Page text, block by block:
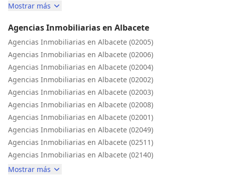
Mostrar más
Agencias Inmobiliarias en Albacete
Agencias Inmobiliarias en Albacete (02005)
Agencias Inmobiliarias en Albacete (02006)
Agencias Inmobiliarias en Albacete (02004)
Agencias Inmobiliarias en Albacete (02002)
Agencias Inmobiliarias en Albacete (02003)
Agencias Inmobiliarias en Albacete (02008)
Agencias Inmobiliarias en Albacete (02001)
Agencias Inmobiliarias en Albacete (02049)
Agencias Inmobiliarias en Albacete (02511)
Agencias Inmobiliarias en Albacete (02140)
Mostrar más